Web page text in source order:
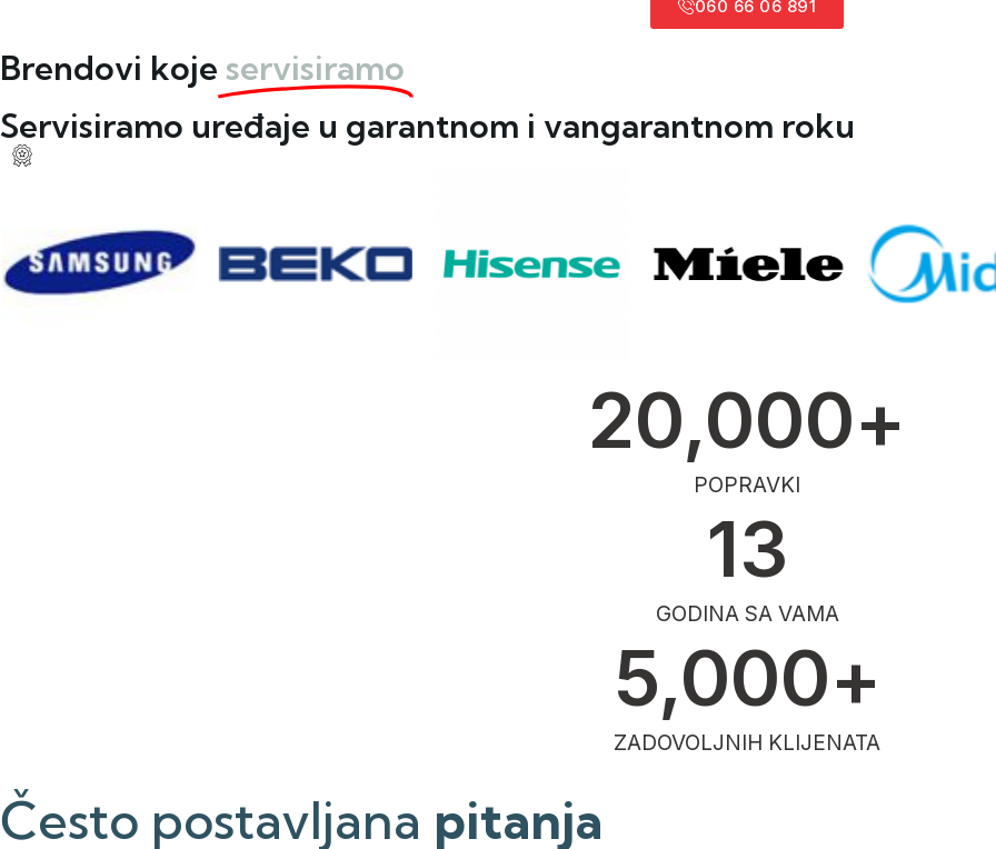
060 66 06 891
Brendovi koje servisiramo
Servisiramo uređaje u garantnom i vangarantnom roku
POPRAVKI
20,000+
GODINA SA VAMA
13
ZADOVOLJNIH KLIJENATA
5,000+
Često postavljana pitanja